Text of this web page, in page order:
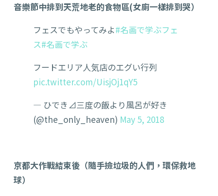
音樂節中排到天荒地老的食物區(女廁一樣排到哭）
フェスでもやってみよ#名画で学ぶフェ
ス#名画で学ぶ
フードエリア人気店のエグい行列
pic.twitter.com/UisjOj1qY5
— ひでき⊿三度の飯より風呂が好き
(@the_only_heaven) May 5, 2018
京都大作戰結束後（隨手撿垃圾的人們，環保救地
球）